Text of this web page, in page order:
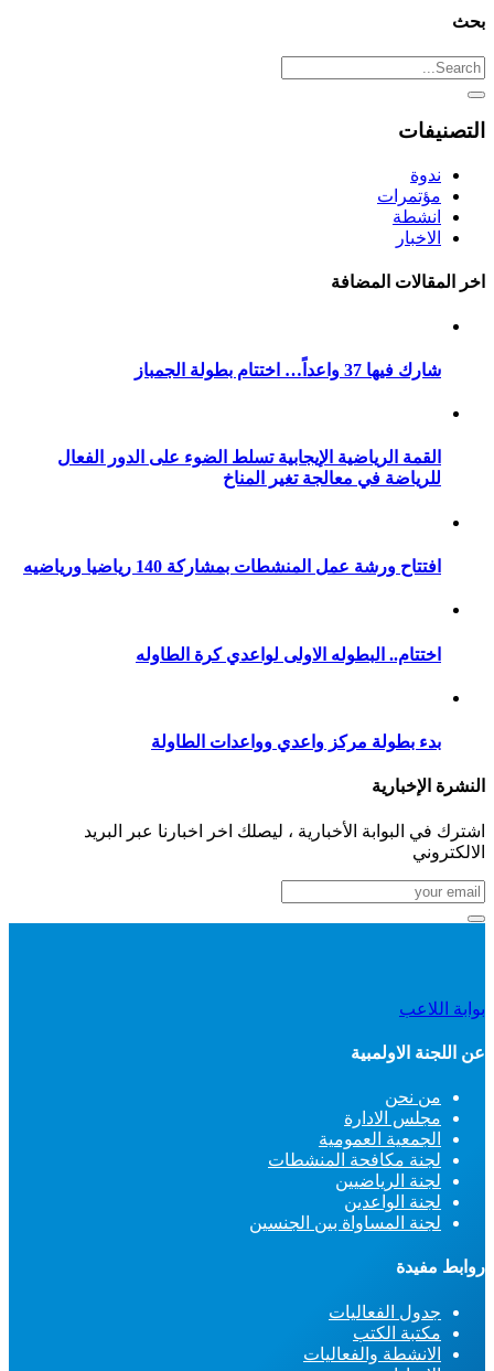
بحث
التصنيفات
ندوة
مؤتمرات
انشطة
الاخبار
اخر المقالات المضافة
شارك فيها 37 واعداً… اختتام بطولة الجمباز
القمة الرياضية الإيجابية تسلط الضوء على الدور الفعال
للرياضة في معالجة تغير المناخ
افتتاح ورشة عمل المنشطات بمشاركة 140 رياضيا ورياضيه
اختتام.. البطوله الاولى لواعدي كرة الطاوله
بدء بطولة مركز واعدي وواعدات الطاولة
النشرة الإخبارية
اشترك في البوابة الأخبارية ، ليصلك اخر اخبارنا عبر البريد
الالكتروني
بوابة اللاعب
عن اللجنة الاولمبية
من نحن
مجلس الادارة
الجمعية العمومية
لجنة مكافحة المنشطات
لجنة الرياضيين
لجنة الواعدين
لجنة المساواة بين الجنسين
روابط مفيدة
جدول الفعاليات
مكتبة الكتب
الانشطة والفعاليات